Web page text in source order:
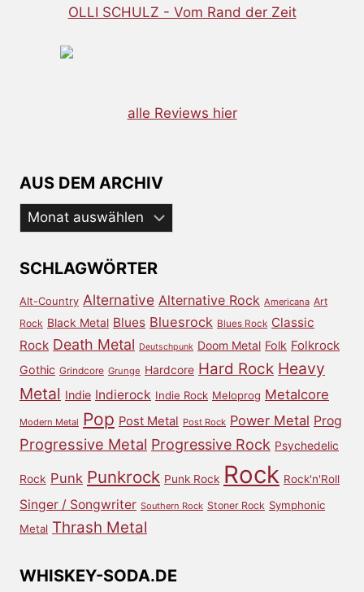
OLLI SCHULZ - Vom Rand der Zeit
alle Reviews hier
AUS DEM ARCHIV
Aus
dem
SCHLAGWÖRTER
Alt-Country Alternative Alternative Rock Americana Art
Rock Black Metal Blues Bluesrock Blues Rock Classic
Rock Death Metal Deutschpunk Doom Metal Folk Folkrock
Gothic Grindcore Grunge Hardcore Hard Rock Heavy
Metal Indie Indierock Indie Rock Meloprog Metalcore
Modern Metal Pop Post Metal Post Rock Power Metal Prog
Progressive Metal Progressive Rock Psychedelic
Rock Punk Punkrock Punk Rock Rock Rock'n'Roll
Singer / Songwriter Southern Rock Stoner Rock Symphonic
Metal Thrash Metal
WHISKEY-SODA.DE